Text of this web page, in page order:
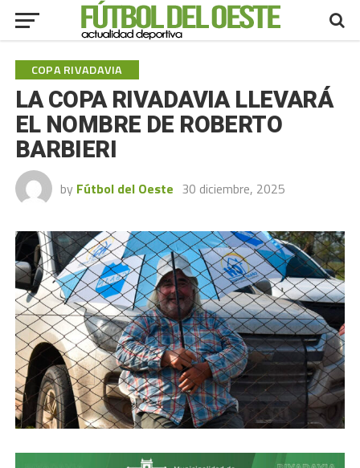
COPA RIVADAVIA
LA COPA RIVADAVIA LLEVARÁ
EL NOMBRE DE ROBERTO
BARBIERI
by Fútbol del Oeste 30 diciembre, 2025